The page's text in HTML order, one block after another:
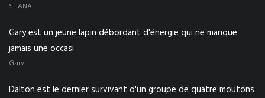
SHANA
Gary est un jeune lapin débordant d'énergie qui ne manque
jamais une occasi
Gary
Dalton est le dernier survivant d'un groupe de quatre moutons